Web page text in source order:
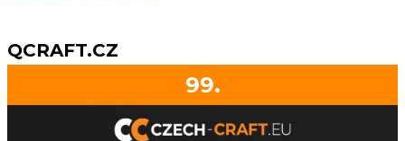
QCRAFT.CZ
99.